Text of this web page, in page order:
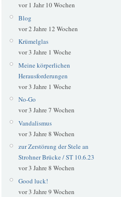
vor 1 Jahr 10 Wochen
Blog
vor 2 Jahre 12 Wochen
Krümelglas
vor 3 Jahre 1 Woche
Meine körperlichen
Herausforderungen
vor 3 Jahre 1 Woche
No-Go
vor 3 Jahre 7 Wochen
Vandalismus
vor 3 Jahre 8 Wochen
zur Zerstörung der Stele an
Strohner Brücke / ST 10.6.23
vor 3 Jahre 8 Wochen
Good luck!
vor 3 Jahre 9 Wochen